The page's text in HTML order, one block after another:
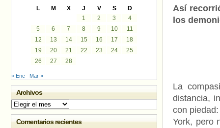
Así
los
La
distancia,
con
York, pero
L M X J V S
D
1
2 3
4
5
6 7 8 9 10
11
12
13 14 15 16 17
18
19
20 21 22 23 24
25
26
27 28
« Ene Mar »
Archivos
Archivos
Comentarios recientes